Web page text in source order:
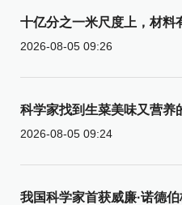
十亿分之一米尺度上，材料
2026-08-05 09:26
科学家找到生菜美味又营养
2026-08-05 09:24
我国科学家首获威廉·诺德